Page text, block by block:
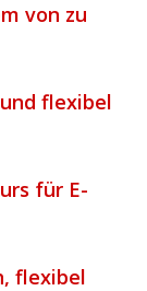
von zu
flexibel
für E-
flexibel